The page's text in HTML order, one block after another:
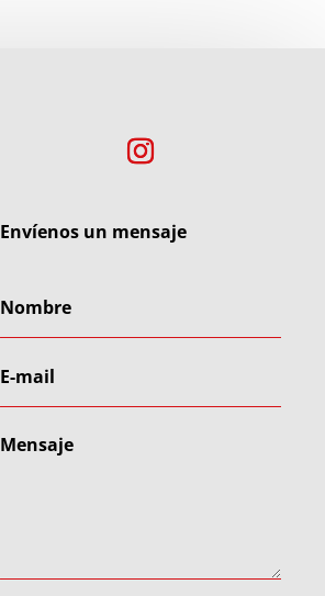
Envíenos un mensaje